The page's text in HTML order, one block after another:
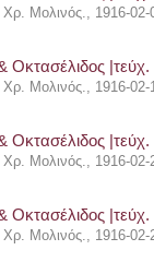
Χρ. Μολινός., 1916-02-
Οκτασέλιδος
Χρ. Μολινός., 1916-02-
Οκτασέλιδος
Χρ. Μολινός., 1916-02-
Οκτασέλιδος
Χρ. Μολινός., 1916-02-